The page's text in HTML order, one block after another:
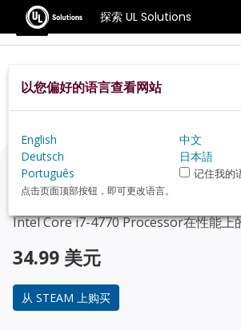
探索 UL Solutions
基准测试
Home Zh Hans Hardware
Intel+Core+i7 4770+Processor
正在考虑升级？
Intel Core i7-4770 Processor在性能上
34.99 美元
从 STEAM 上购买
以您偏好的语言查看网站
English
中文
Deutsch
日本語
Português
记住我的
点击页面顶部按钮，即可更改语言。